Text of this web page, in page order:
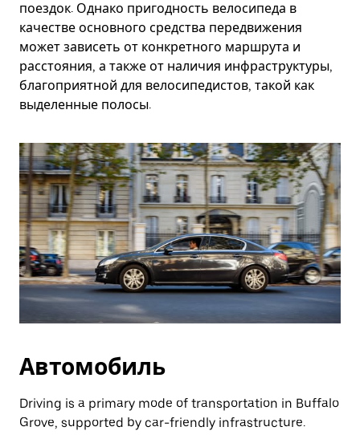
поездок. Однако пригодность велосипеда в
качестве основного средства передвижения
может зависеть от конкретного маршрута и
расстояния, а также от наличия инфраструктуры,
благоприятной для велосипедистов, такой как
выделенные полосы.
Автомобиль
Driving is a primary mode of transportation in Buffalo
Grove, supported by car-friendly infrastructure.